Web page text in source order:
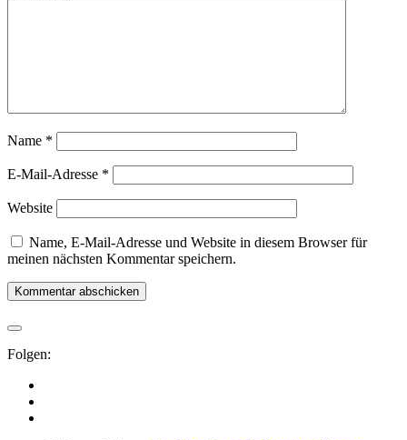
Name *
E-Mail-Adresse *
Website
Name, E-Mail-Adresse und Website in diesem Browser für
meinen nächsten Kommentar speichern.
Folgen: